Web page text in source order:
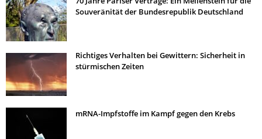
Souveränität der Bundesrepublik Deutschland
Richtiges Verhalten bei Gewittern: Sicherheit in
stürmischen Zeiten
mRNA-Impfstoffe im Kampf gegen den Krebs